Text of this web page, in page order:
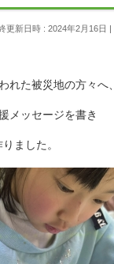
更新日時 : 2024年2月16日
れた被災地の方々へ、
メッセージを書き
ました。